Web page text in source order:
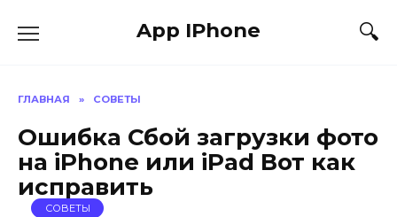
App IPhone
ГЛАВНАЯ » СОВЕТЫ
Ошибка Сбой загрузки фото
на iPhone или iPad Вот как
исправить
СОВЕТЫ